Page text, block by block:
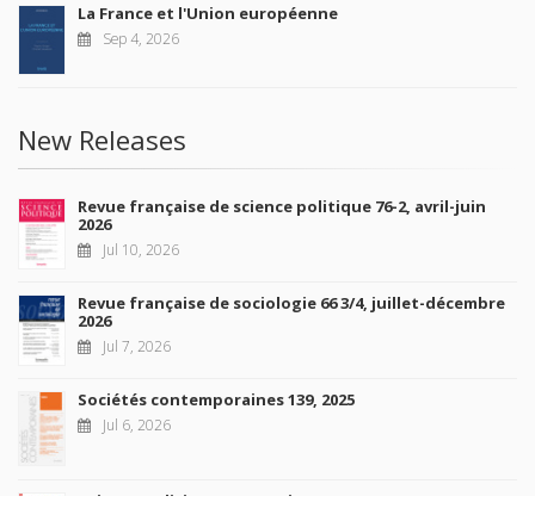
La France et l'Union européenne
Sep 4, 2026
New Releases
Revue française de science politique 76-2, avril-juin
2026
Jul 10, 2026
Revue française de sociologie 66 3/4, juillet-décembre
2026
Jul 7, 2026
Sociétés contemporaines 139, 2025
Jul 6, 2026
Raisons politiques 102, mai 2026